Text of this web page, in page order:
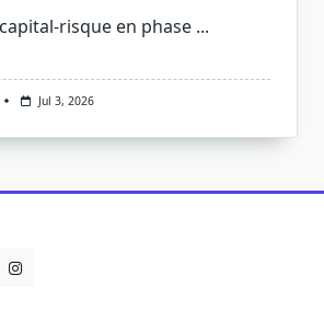
risque en phase ...
Jul 3, 2026